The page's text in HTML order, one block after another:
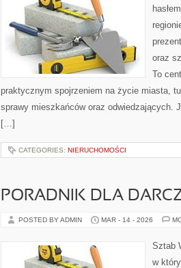
oraz
To
praktycznym spojrzeniem na życie miasta,
sprawy mieszkańców oraz odwiedzających.
[…]
CATEGORIES: NIERUCHOMOŚCI
PORADNIK DLA
POSTED BY ADMIN MAR - 14 - 2026
Sztab
w